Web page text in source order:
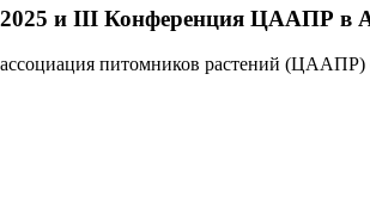
2025 и III Конференция ЦААПР в
питомников растений (ЦААПР)